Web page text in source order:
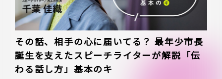
その話、相手の心に届いてる？ 最年少市長
誕生を支えたスピーチライターが解説「伝
わる話し方」基本のキ